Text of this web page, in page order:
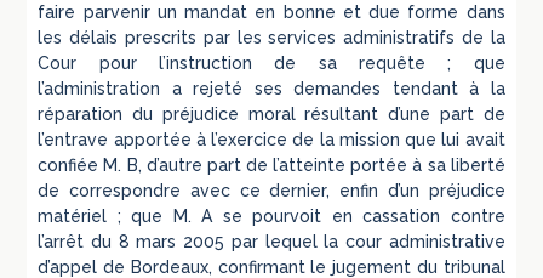
faire parvenir un mandat en bonne et due forme dans
les délais prescrits par les services administratifs de la
Cour pour l’instruction de sa requête ; que
l’administration a rejeté ses demandes tendant à la
réparation du préjudice moral résultant d’une part de
l’entrave apportée à l’exercice de la mission que lui avait
confiée M. B, d’autre part de l’atteinte portée à sa liberté
de correspondre avec ce dernier, enfin d’un préjudice
matériel ; que M. A se pourvoit en cassation contre
l’arrêt du 8 mars 2005 par lequel la cour administrative
d’appel de Bordeaux, confirmant le jugement du tribunal